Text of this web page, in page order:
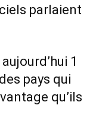
parlaient
1
pays qui
qu’ils